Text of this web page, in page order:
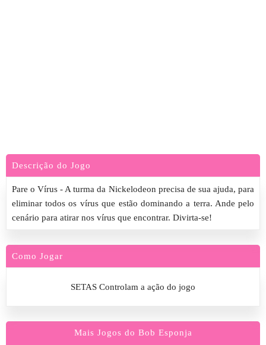
Descrição do Jogo
Pare o Vírus - A turma da Nickelodeon precisa de sua ajuda, para
eliminar todos os vírus que estão dominando a terra. Ande pelo
cenário para atirar nos vírus que encontrar. Divirta-se!
Como Jogar
SETAS Controlam a ação do jogo
Mais Jogos do Bob Esponja